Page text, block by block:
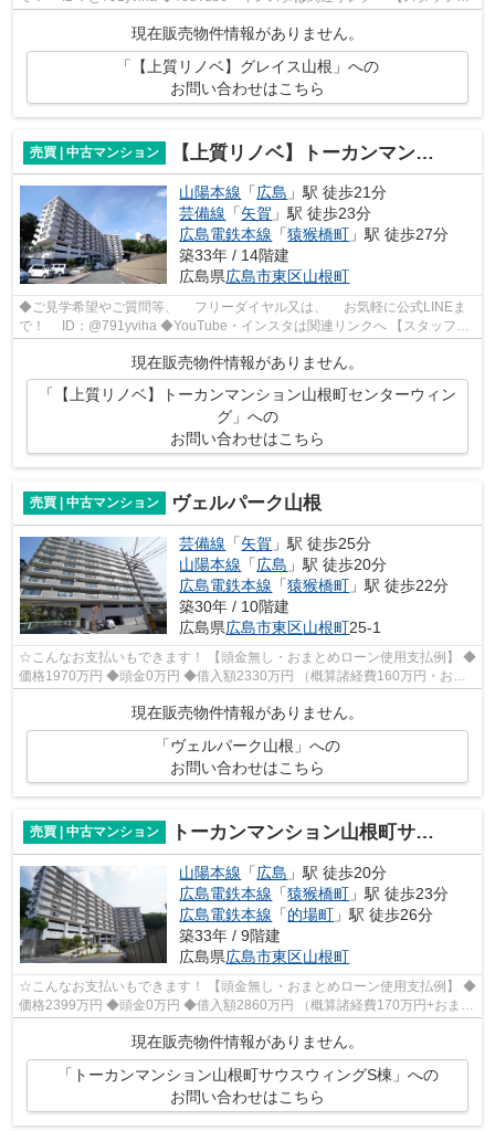
ち推しポイント】 ◎R6年11月リノベーシ...
現在販売物件情報がありません。
「【上質リノベ】グレイス山根」への
お問い合わせはこちら
売買 | 中古マンション 【上質リノベ】トーカンマンション山根町センターウィング
山陽本線 「広島 」駅 徒歩21分
芸備線 「矢賀 」駅 徒歩23分
広島電鉄本線 「猿猴橋町 」駅 徒歩27分
築33年 / 14階建
広島県広島市東区山根町
◆ご見学希望やご質問等、 フリーダイヤル又は、 お気軽に公式LINEま
で！ ID：@791yviha ◆YouTube・インスタは関連リンクへ 【スタッフい
ち推しポイント】 ◎R6年5月リノベーシ...
現在販売物件情報がありません。
「【上質リノベ】トーカンマンション山根町センターウィン
グ」への
お問い合わせはこちら
売買 | 中古マンション ヴェルパーク山根
芸備線 「矢賀 」駅 徒歩25分
山陽本線 「広島 」駅 徒歩20分
広島電鉄本線 「猿猴橋町 」駅 徒歩22分
築30年 / 10階建
広島県広島市東区山根町25-1
☆こんなお支払いもできます！ 【頭金無し・おまとめローン使用支払例】 ◆
価格1970万円 ◆頭金0万円 ◆借入額2330万円 （概算諸経費160万円・おま
現在販売物件情報がありません。
「ヴェルパーク山根」への
お問い合わせはこちら
売買 | 中古マンション トーカンマンション山根町サウスウィングS棟
山陽本線 「広島 」駅 徒歩20分
広島電鉄本線 「猿猴橋町 」駅 徒歩23分
広島電鉄本線 「的場町 」駅 徒歩26分
築33年 / 9階建
広島県広島市東区山根町
☆こんなお支払いもできます！ 【頭金無し・おまとめローン使用支払例】 ◆
価格2399万円 ◆頭金0万円 ◆借入額2860万円 （概算諸経費170万円+おまと
現在販売物件情報がありません。
「トーカンマンション山根町サウスウィングS棟」への
お問い合わせはこちら